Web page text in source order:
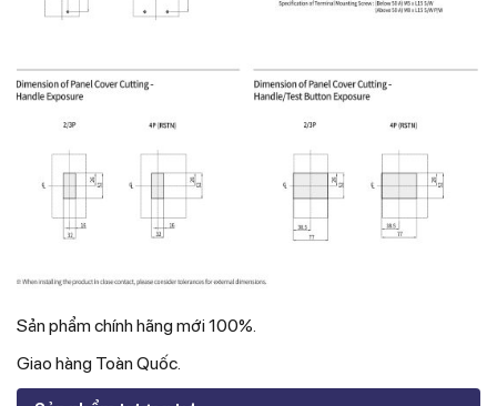
Sản phẩm chính hãng mới 100%.
Giao hàng Toàn Quốc.